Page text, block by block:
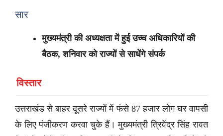
सार
मुख्यमंत्री की अध्यक्षता में हुई उच्च अधिकारियों की
बैठक, शनिवार को राज्यों से साधेंगे संपर्क
विस्तार
उत्तराखंड से बाहर दूसरे राज्यों में फंसे 87 हजार लोग घर वापसी
के लिए पंजीकरण करवा चुके हैं। मुख्यमंत्री त्रिवेंद्र सिंह रावत